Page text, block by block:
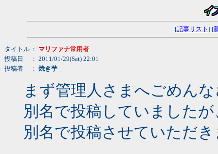
[記事リスト ] [
タイトル ： マリファナ常用者
投稿日
： 2011/01/29(Sat) 22:01
投稿者
： 焼き芋
まず管理人さまへごめん
別名で投稿していました
別名で投稿させていただ